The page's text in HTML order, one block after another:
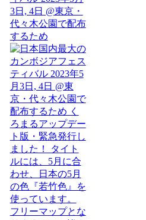
3日, 4日 @東京・
代々木公園で配布
するため